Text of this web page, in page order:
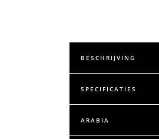
BESCHRIJVING
SPECIFICATIES
ARABIA